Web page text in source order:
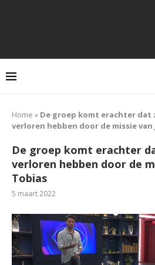
Home » De groep komt erachter dat
verloren hebben door de missie van
De groep komt erachter
verloren hebben door de
Tobias
5 maart 2022